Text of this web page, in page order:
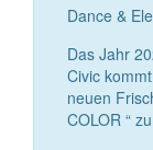
Dance &
Das Jahr
Civic
neuen
COLOR “